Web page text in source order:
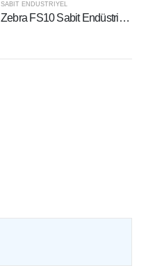
SABIT ENDÜSTRIYEL
Zebra FS10 Sabit Endüstriyel Barkod Okuyucu